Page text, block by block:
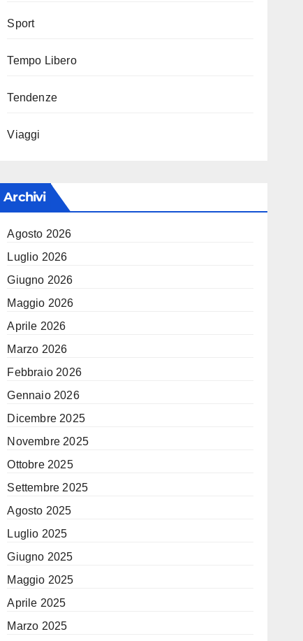
Sport
Tempo Libero
Tendenze
Viaggi
Archivi
Agosto 2026
Luglio 2026
Giugno 2026
Maggio 2026
Aprile 2026
Marzo 2026
Febbraio 2026
Gennaio 2026
Dicembre 2025
Novembre 2025
Ottobre 2025
Settembre 2025
Agosto 2025
Luglio 2025
Giugno 2025
Maggio 2025
Aprile 2025
Marzo 2025